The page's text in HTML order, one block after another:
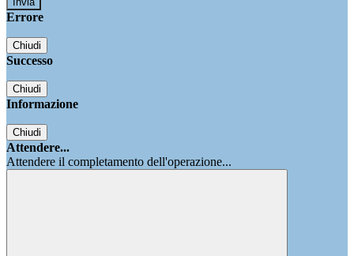
Errore
Chiudi
Successo
Chiudi
Informazione
Chiudi
Attendere...
Attendere il completamento dell'operazione...